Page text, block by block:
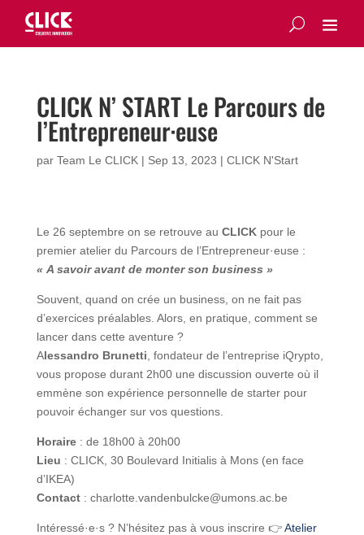
CLICK N’ START Le Parcours de
l’Entrepreneur·euse
par Team Le CLICK| Sep 13, 2023 | CLICK N'Start
Le 26 septembre on se retrouve au CLICKpour le
premier atelier du Parcours de l’Entrepreneur·euse :
« A savoir avant de monter son business »
Souvent, quand on crée un business, on ne fait pas
d’exercices préalables. Alors, en pratique, comment se
lancer dans cette aventure ?
Alessandro Brunetti , fondateur de l’entreprise iQrypto,
vous propose durant 2h00 une discussion ouverte où il
emmène son expérience personnelle de starter pour
pouvoir échanger sur vos questions.
Horaire : de 18h00 à 20h00
Lieu : CLICK, 30 Boulevard Initialis à Mons (en face
d’IKEA)
Contact : charlotte.vandenbulcke@umons.ac.be
Intéressé·e·s ? N’hésitez pas à vous inscrire 👉Atelier